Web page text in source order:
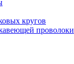
кругов
проволоки